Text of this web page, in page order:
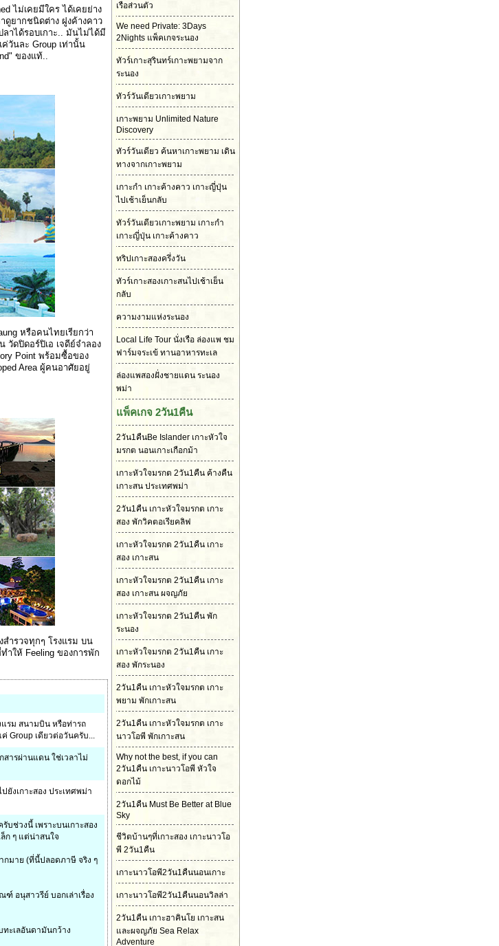
ไม่เคยมีใคร ได้เคยย่าง
ดูยากชนิดต่าง ฝูงค้างคาว
าได้รอบเกาะ.. มันไม่ได้มี
วันละ Group เท่านั้น
ของแท้..
หรือคนไทยเรียกว่า
วัดปิดอร์ปิเอ เจดีย์จำลอง
Point พร้อมซื้อของ
Area ผู้คนอาศัยอยู่
สำรวจทุกๆ โรงแรม บน
ำให้ Feeling ของการพัก
แรม สนามบิน หรือท่ารถ
Group เดียวต่อวันครับ...
สารผ่านแดน ใช่เวลาไม่
ยังเกาะสอง ประเทศพม่า
บช่วงนี้ เพราะบนเกาะสอง
ก ๆ แต่น่าสนใจ
มาย (ที่นี้ปลอดภาษี จริง ๆ
อนุสาวรีย์ บอกเล่าเรื่อง
ะเลอันดามันกว้าง
เรือส่วนตัว
We need Private: 3Days
2Nights แพ็คเกจระนอง
ทัวร์เกาะสุรินทร์เกาะพยามจาก
ระนอง
ทัวร์วันเดียวเกาะพยาม
เกาะพยาม Unlimited Nature
Discovery
ทัวร์วันเดียว ค้นหาเกาะพยาม เดิน
ทางจากเกาะพยาม
เกาะกำ เกาะค้างคาว เกาะญี่ปุ่น
ไปเช้าเย็นกลับ
ทัวร์วันเดียวเกาะพยาม เกาะกำ
เกาะญี่ปุ่น เกาะค้างคาว
ทริปเกาะสองครึ่งวัน
ทัวร์เกาะสองเกาะสนไปเช้าเย็น
กลับ
ความงามแห่งระนอง
Local Life Tour นั่งเรือ ล่องแพ ชม
ฟาร์มจระเข้ ทานอาหารทะเล
ล่องแพสองฝั่งชายแดน ระนอง
พม่า
แพ็คเกจ 2วัน1คืน
2วัน1คืนBe Islander เกาะหัวใจ
มรกต นอนเกาะเกือกม้า
เกาะหัวใจมรกต 2วัน1คืน ค้างคืน
เกาะสน ประเทศพม่า
2วัน1คืน เกาะหัวใจมรกต เกาะ
สอง พักวิคตอเรียคลิฟ
เกาะหัวใจมรกต 2วัน1คืน เกาะ
สอง เกาะสน
เกาะหัวใจมรกต 2วัน1คืน เกาะ
สอง เกาะสน ผจญภัย
เกาะหัวใจมรกต 2วัน1คืน พัก
ระนอง
เกาะหัวใจมรกต 2วัน1คืน เกาะ
สอง พักระนอง
2วัน1คืน เกาะหัวใจมรกต เกาะ
พยาม พักเกาะสน
2วัน1คืน เกาะหัวใจมรกต เกาะ
นาวโอพี พักเกาะสน
Why not the best, if you can
2วัน1คืน เกาะนาวโอพี หัวใจ
ดอกไม้
2วัน1คืน Must Be Better at Blue
Sky
ชีวิตบ้านๆที่เกาะสอง เกาะนาวโอ
พี 2วัน1คืน
เกาะนาวโอพี2วัน1คืนนอนเกาะ
เกาะนาวโอพี2วัน1คืนนอนวิลล่า
2วัน1คืน เกาะฮาคินโย เกาะสน
และผจญภัย Sea Relax
Adventure